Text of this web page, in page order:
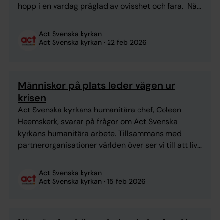
hopp i en vardag präglad av ovisshet och fara. När
besök till Ukraina sommaren 2025 slås jag av hur
overkligt det känns. Den extrema kylan som våra
Act Svenska kyrkan
Act Svenska kyrkan
22 feb 2026
Människor på plats leder vägen ur
krisen
Act Svenska kyrkans humanitära chef, Coleen
Heemskerk, svarar på frågor om Act Svenska
kyrkans humanitära arbete. Tillsammans med
partnerorganisationer världen över ser vi till att liv
möjlighet att resa sig starkare efter kriser. Fler
än 300 miljoner människor lever i djup kris på
Act Svenska kyrkan
Act Svenska kyrkan
15 feb 2026